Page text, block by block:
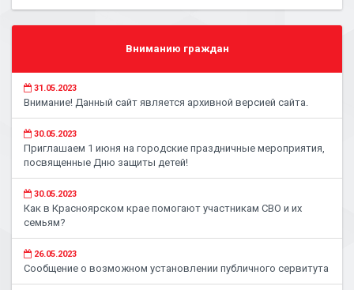
Вниманию граждан
31.05.2023
Внимание! Данный сайт является архивной версией сайта.
30.05.2023
Приглашаем 1 июня на городские праздничные мероприятия,
посвященные Дню защиты детей!
30.05.2023
Как в Красноярском крае помогают участникам СВО и их
семьям?
26.05.2023
Сообщение о возможном установлении публичного сервитута